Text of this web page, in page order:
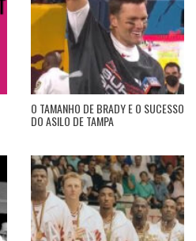
O TAMANHO DE BRADY E O SUCESSO
DO ASILO DE TAMPA